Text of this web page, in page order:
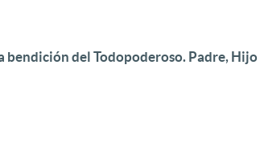
bendición del Todopoderoso. Padre,